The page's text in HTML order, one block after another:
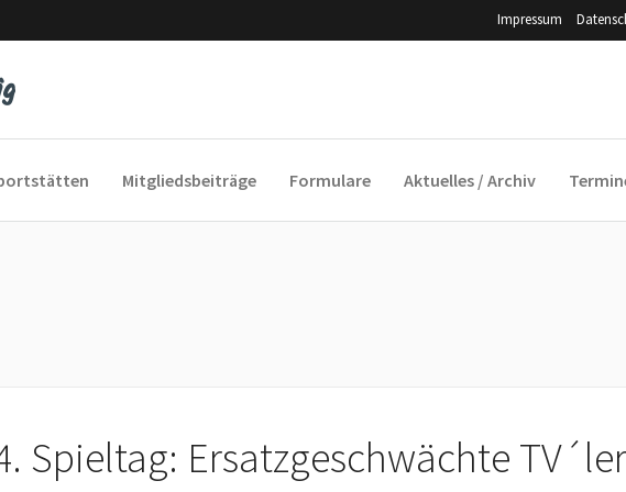
Impressum
ins Alter
Mitgliedsbeiträge Formulare Aktuelles / Archiv
Spieltag: Ersatzgeschwächte